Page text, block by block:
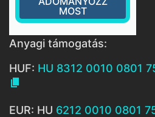
MOST
Anyagi támogatás:
HUF: HU 8312 0010 0801

EUR: HU 6212 0010 0801